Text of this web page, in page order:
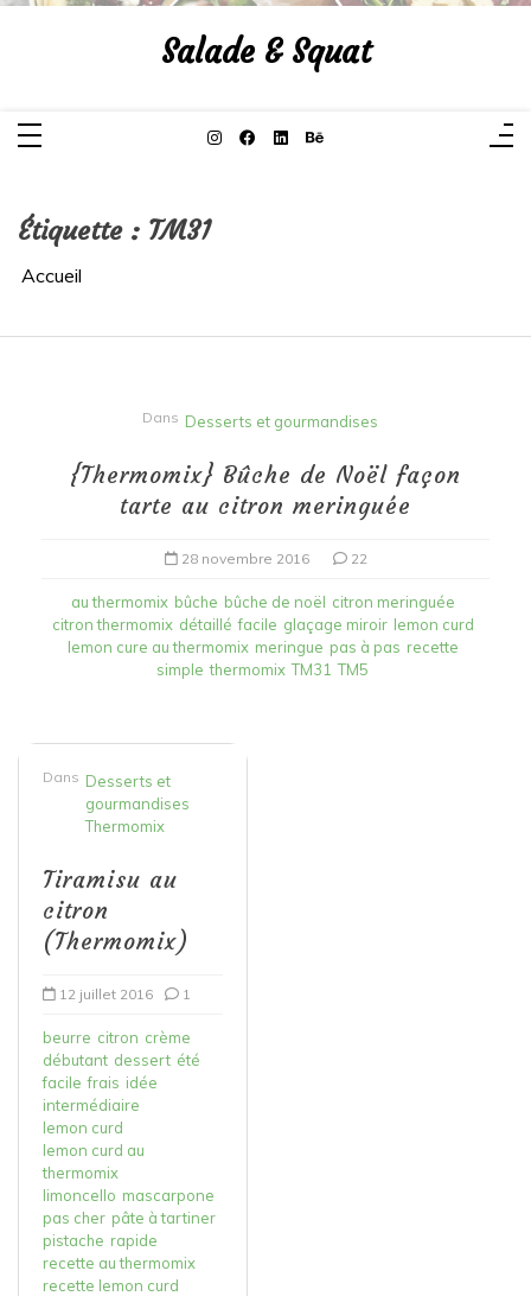
Aller
Salade & Squat
Étiquette : TM31
Accueil
Dans Desserts et gourmandises
{Thermomix} Bûche de Noël façon
tarte au citron meringuée
28 novembre 2016 22
au thermomix bûche bûche de noël citron meringuée
citron thermomix détaillé facile glaçage miroir lemon curd
lemon cure au thermomix meringue pas à pas recette
simple thermomix TM31 TM5
Dans Desserts et
gourmandises
Thermomix
Tiramisu au
citron
(Thermomix)
12 juillet 2016 1
beurre citron crème
débutant dessert été
facile frais idée
intermédiaire
lemon curd
lemon curd au
thermomix
limoncello mascarpone
pas cher pâte à tartiner
pistache rapide
recette au thermomix
recette lemon curd